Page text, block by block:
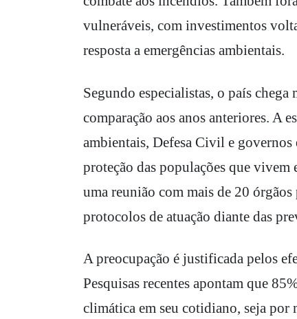
vulneráveis, com investimentos
resposta a emergências ambientais.
Segundo especialistas, o país chega
comparação aos anos anteriores. A
ambientais, Defesa Civil e governos
proteção das populações que
uma reunião com mais de 20
protocolos de atuação diante das
A preocupação é justificada pelos
Pesquisas recentes apontam que
climática em seu cotidiano, seja por